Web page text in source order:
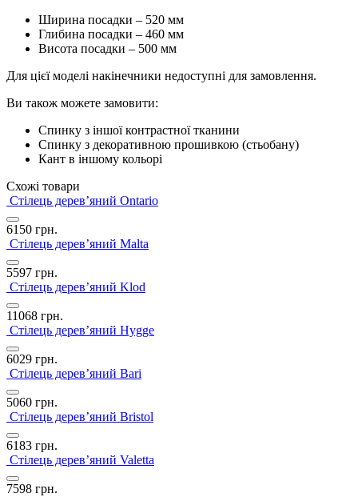
Ширина посадки – 520 мм
Глибина посадки – 460 мм
Висота посадки – 500 мм
Для цієї моделі накінечники недоступні для замовлення.
Ви також можете замовити:
Спинку з іншої контрастної тканини
Спинку з декоративною прошивкою (стьобану)
Кант в іншому кольорі
Схожі товари
Стілець дерев’яний Ontario
6150 грн.
Стілець дерев’яний Malta
5597 грн.
Стілець дерев’яний Klod
11068 грн.
Стілець дерев’яний Hygge
6029 грн.
Стілець дерев’яний Bari
5060 грн.
Стілець дерев’яний Bristol
6183 грн.
Стілець дерев’яний Valetta
7598 грн.